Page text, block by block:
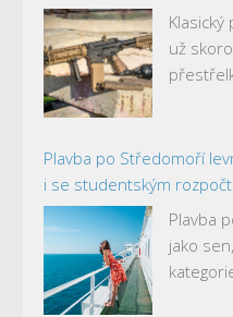
už
Plavba po Středomoří
i se studentským
Plavba
jako